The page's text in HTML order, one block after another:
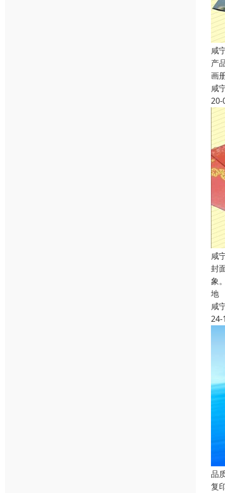
咸
产
画
咸
20-
咸
封
象
地
咸
24-
品
复